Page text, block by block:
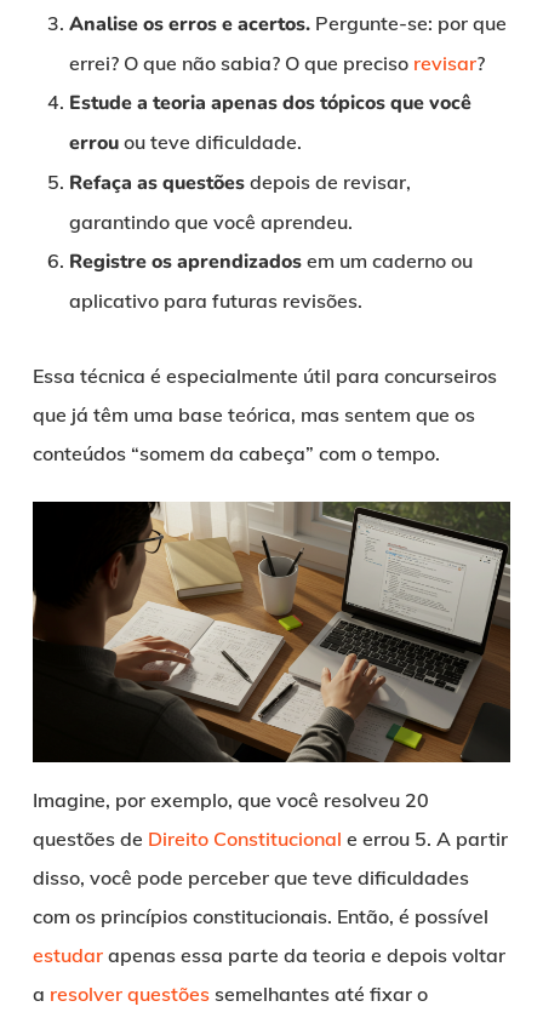
Analise os erros e acertos.Pergunte-se: por que
errei? O que não sabia? O que preciso revisar?
Estude a teoria apenas dos tópicos que você
errouou teve dificuldade.
Refaça as questõesdepois de revisar,
garantindo que você aprendeu.
Registre os aprendizadosem um caderno ou
aplicativo para futuras revisões.
Essa técnica é especialmente útil para concurseiros
que já têm uma base teórica, mas sentem que os
conteúdos “somem da cabeça” com o tempo.
Imagine, por exemplo, que você resolveu 20
questões de Direito Constitucional e errou 5. A partir
disso, você pode perceber que teve dificuldades
com os princípios constitucionais. Então, é possível
estudarapenas essa parte da teoria e depois voltar
a resolver questõessemelhantes até fixar o